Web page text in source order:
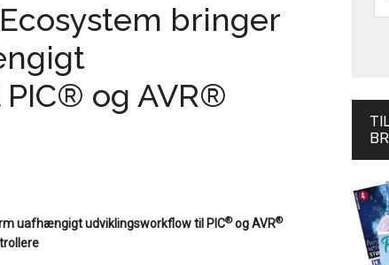
bringer
og AVR®
uafhængigt udviklingsworkflow til PIC®og AVR®